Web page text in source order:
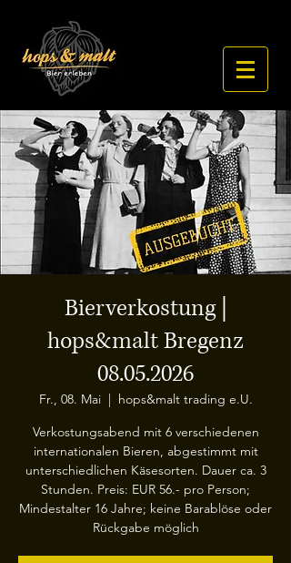
Bierverkostung |
hops&malt Bregenz
08.05.2026
Fr., 08. Mai
  |
hops&malt trading e.U.
Verkostungsabend mit 6 verschiedenen
internationalen Bieren, abgestimmt mit
unterschiedlichen Käsesorten. Dauer ca. 3
Stunden. Preis: EUR 56.- pro Person;
Mindestalter 16 Jahre; keine Barablöse oder
Rückgabe möglich